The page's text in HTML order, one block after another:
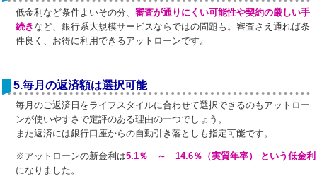
低金利など条件よいその分、 審査が通りにくい可能性や契約の厳しい手
続き など、銀行系大規模サービスならではの問題も。審査さえ通れば条
件良く、お得に利用できるアットローンです。
5.毎月の返済額は選択可能
毎月のご返済日をライフスタイルに合わせて選択できるのもアットロー
ンが使いやすさで定評のある理由の一つでしょう。
また返済には銀行口座からの自動引き落としも指定可能です。
※アットローンの新金利は5.1％ ～ 14.6％（実質年率） という低金利
になりました。